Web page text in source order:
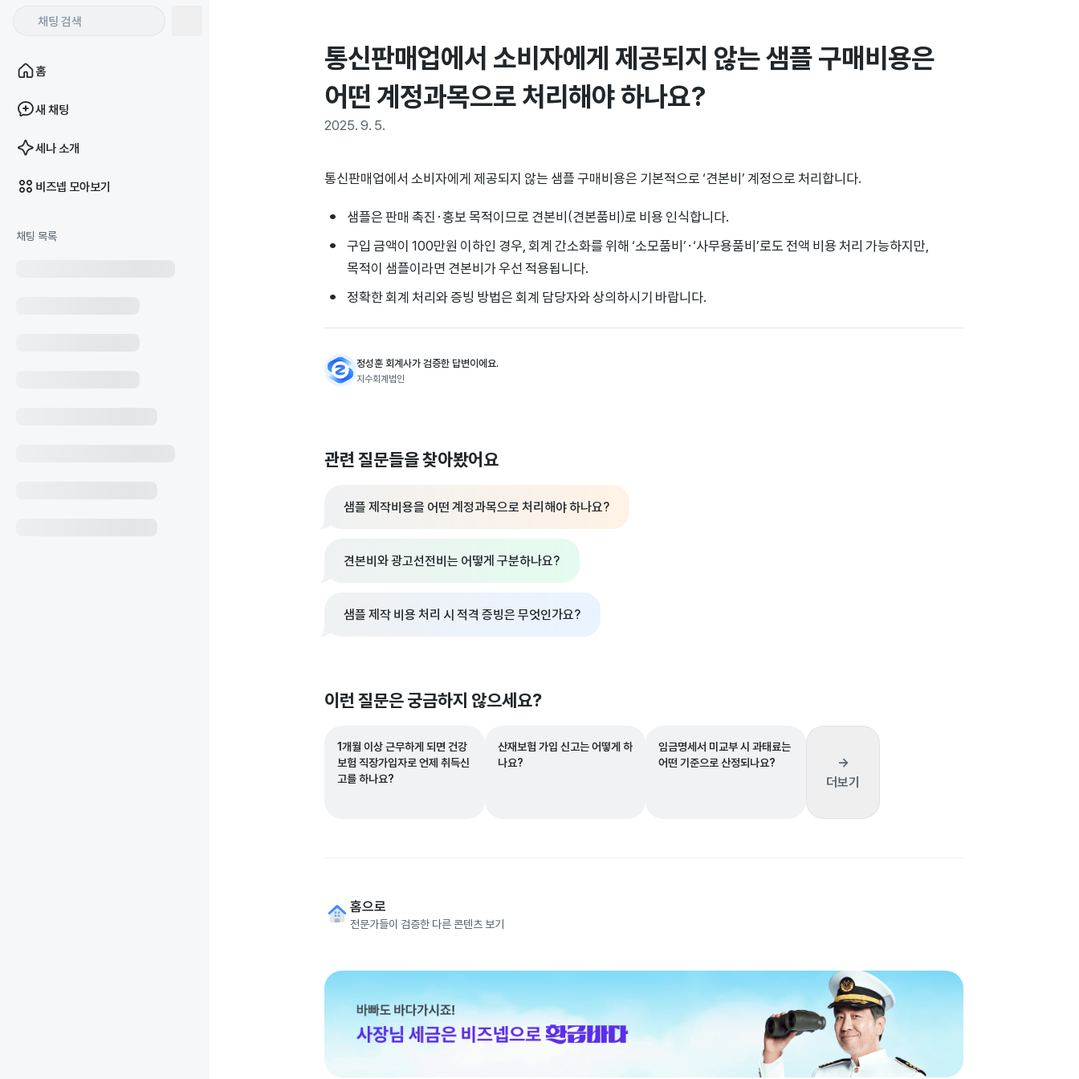
홈
새 채팅
세나 소개
비즈넵 모아보기
채팅 목록
통신판매업에서 소비자에게 제공되지 않는 샘플 구매비용은
어떤 계정과목으로 처리해야 하나요?
2025. 9. 5.
통신판매업에서 소비자에게 제공되지 않는 샘플 구매비용은 기본적으로 ‘견본비’ 계정으로 처리합니다.
샘플은 판매 촉진·홍보 목적이므로 견본비(견본품비)로 비용 인식합니다.
구입 금액이 100만원 이하인 경우, 회계 간소화를 위해 ‘소모품비’·‘사무용품비’로도 전액 비용 처리 가능하지만,
목적이 샘플이라면 견본비가 우선 적용됩니다.
정확한 회계 처리와 증빙 방법은 회계 담당자와 상의하시기 바랍니다.
정성훈 회계사가 검증한 답변이에요.
지수회계법인
관련 질문들을 찾아봤어요
샘플 제작비용을 어떤 계정과목으로 처리해야 하나요?
견본비와 광고선전비는 어떻게 구분하나요?
샘플 제작 비용 처리 시 적격 증빙은 무엇인가요?
이런 질문은 궁금하지 않으세요?
1개월 이상 근무하게 되면 건강
보험 직장가입자로 언제 취득신
고를 하나요?
산재보험 가입 신고는 어떻게 하
나요?
임금명세서 미교부 시 과태료는
어떤 기준으로 산정되나요?
→
더보기
홈으로
전문가들이 검증한 다른 콘텐츠 보기